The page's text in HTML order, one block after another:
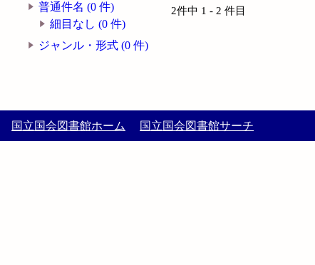
普通件名 (0 件)
細目なし (0 件)
ジャンル・形式 (0 件)
2件中 1 - 2 件目
国立国会図書館ホーム 国立国会図書館サーチ